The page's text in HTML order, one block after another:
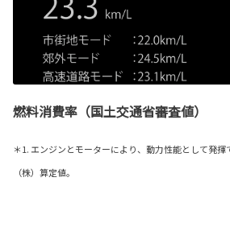
燃料消費率（国土交通省審査値）
＊1. エンジンとモーターにより、動力性能として発
（株）算定値。